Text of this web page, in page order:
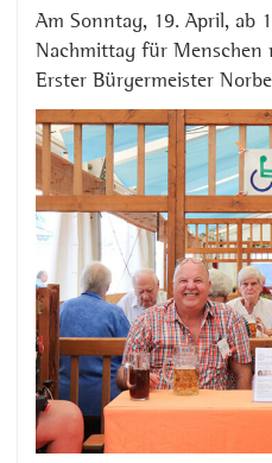
Am Sonntag, 19. April, ab
Nachmittag für Menschen
Erster Bürgermeister
Thomas Hofschuster und
Behindertenbeirat laden
herzlich zum Volksfest
für ein halbes Hendl und
Vertreterinnen und
geben die Marken von 12